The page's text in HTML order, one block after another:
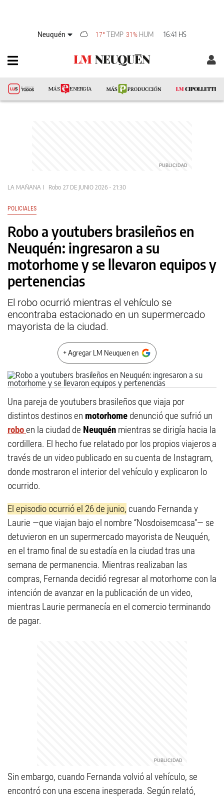
Neuquén 17°TEMP 31% HUM 16:41 HS
LA MAÑANA Robo 27 DE JUNIO 2026 - 21:30
POLICIALES
Robo a youtubers brasileños en
Neuquén: ingresaron a su
motorhome y se llevaron equipos y
pertenencias
El robo ocurrió mientras el vehículo se
encontraba estacionado en un supermercado
mayorista de la ciudad.
+ Agregar LM Neuquen en
Una pareja de youtubers brasileños que viaja por
distintos destinos en motorhome denunció que sufrió un
roboen la ciudad de Neuquén mientras se dirigía hacia la
cordillera. El hecho fue relatado por los propios viajeros a
través de un video publicado en su cuenta de Instagram,
donde mostraron el interior del vehículo y explicaron lo
ocurrido.
El episodio ocurrió el 26 de junio, cuando Fernanda y
Laurie —que viajan bajo el nombre “Nosdoisemcasa”— se
detuvieron en un supermercado mayorista de Neuquén,
en el tramo final de su estadía en la ciudad tras una
semana de permanencia. Mientras realizaban las
compras, Fernanda decidió regresar al motorhome con la
intención de avanzar en la publicación de un video,
mientras Laurie permanecía en el comercio terminando
de pagar.
Sin embargo, cuando Fernanda volvió al vehículo, se
encontró con una escena inesperada. Según relató,